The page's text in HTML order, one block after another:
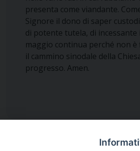
presenta come viandante.
Signore il dono di saper
di potente tutela, di
maggio continua perché non
il cammino sinodale della
progresso. Amen.